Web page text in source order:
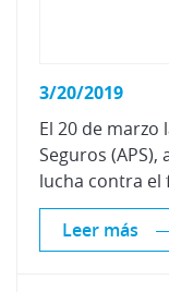
3/20/2019
El 20 de marzo
Seguros
Leer más